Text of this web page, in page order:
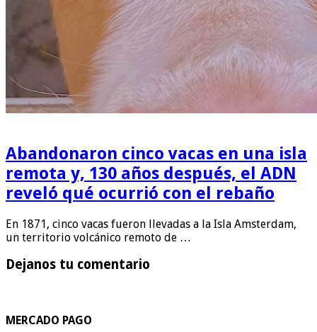
Abandonaron cinco vacas en una isla
remota y, 130 años después, el ADN
reveló qué ocurrió con el rebaño
En 1871, cinco vacas fueron llevadas a la Isla Amsterdam,
un territorio volcánico remoto de …
Dejanos tu comentario
MERCADO PAGO